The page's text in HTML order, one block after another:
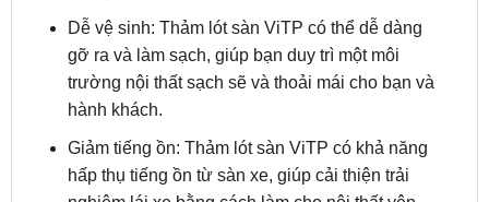
trường nội thất sạch sẽ và thoải mái cho bạn và
hành khách.
Giảm tiếng ồn: Thảm lót sàn ViTP có khả năng
hấp thụ tiếng ồn từ sàn xe, giúp cải thiện trải
nghiệm lái xe bằng cách làm cho nội thất yên
tĩnh hơn.